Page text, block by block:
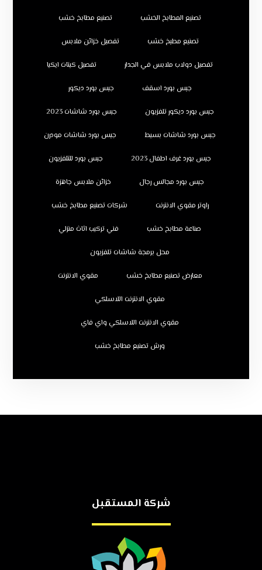
تصنيع المطابخ الخشب تصنيع مطابخ خشب
تصنيع مطبخ خشب تفصيل خزائن ملابس
تفصيل دولاب ملابس في الجدار تفصيل كبتات ايكيا
جبس بورد اسقف جبس بورد ديكور
جبس بورد ديكور تلفزيون جبس بورد شاشات 2023
جبس بورد شاشات بسيط جبس بورد شاشات مودرن
جبس بورد غرف اطفال 2023 جبس بورد للتلفزيون
جبس بورد مجالس رجال خزائن ملابس جاهزة
راوتر مقوي الانترنت شركات تصنيع مطابخ خشب
صناعة مطابخ خشب فني تركيب اثاث منزلي
محل برمجة شاشات تلفزيون
معارض تصنيع مطابخ خشب مقوي الانترنت
مقوي الانترنت اللاسلكي
مقوي الانترنت اللاسلكي واي فاي
ورش تصنيع مطابخ خشب
شركة المستقبل